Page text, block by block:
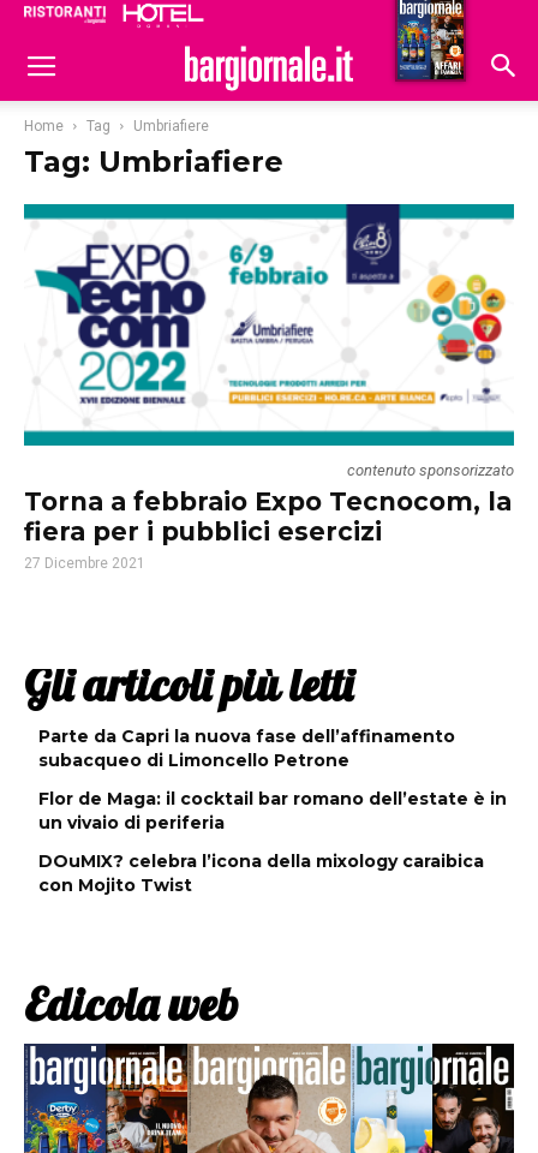
Hoteldomani
Home Tag Umbriafiere
Tag: Umbriafiere
contenuto sponsorizzato
Torna a febbraio Expo Tecnocom, la
fiera per i pubblici esercizi
27 Dicembre 2021
Gli articoli più letti
Parte da Capri la nuova fase dell’affinamento
subacqueo di Limoncello Petrone
Flor de Maga: il cocktail bar romano dell’estate è in
un vivaio di periferia
DOuMIX? celebra l’icona della mixology caraibica
con Mojito Twist
Edicola web